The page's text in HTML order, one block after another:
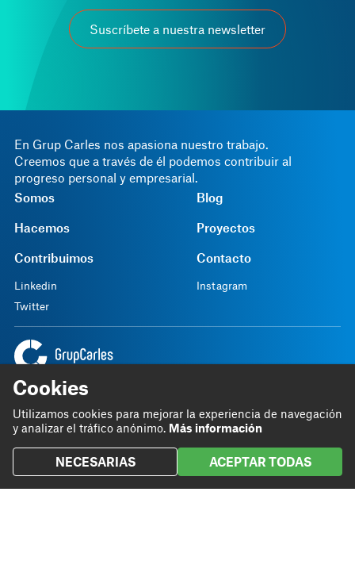
En Grup Carles nos apasiona nuestro trabajo.
Creemos que a través de él podemos contribuir al
progreso personal y empresarial.
Somos
Hacemos
Contribuimos
Blog
Proyectos
Contacto
Linkedin
Twitter
Instagram
Sede central
Rambla Sant Ferran, 45
08700 Igualada
grupcarles@grupcarles.com
Política SGI
Suscríbete a nuestra newsletter
Cookies
Utilizamos cookies para mejorar la experiencia de navegación
y analizar el tráfico anónimo. Más información
NECESARIAS ACEPTAR TODAS